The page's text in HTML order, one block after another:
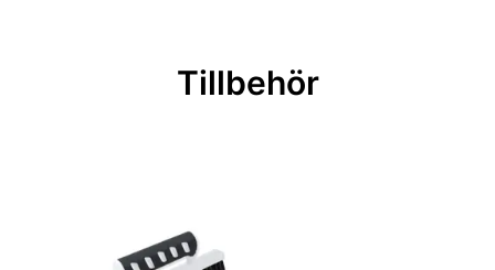
Mönsterrepetition: 53 cm
woven
Tillbehör